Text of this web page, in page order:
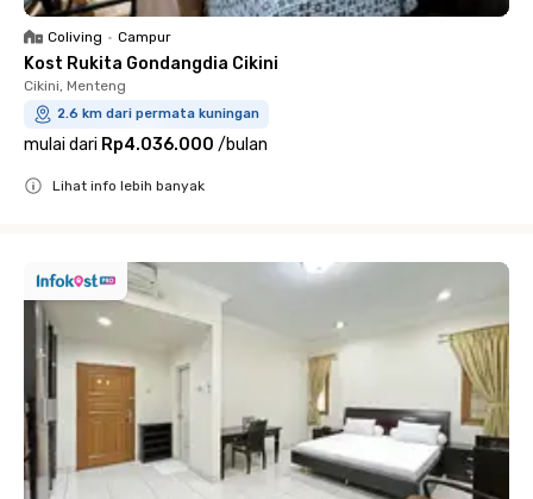
Coliving • Campur
Kost Rukita Gondangdia Cikini
Cikini, Menteng
2.6 km dari permata kuningan
mulai dari Rp4.036.000 /bulan
Lihat info lebih banyak